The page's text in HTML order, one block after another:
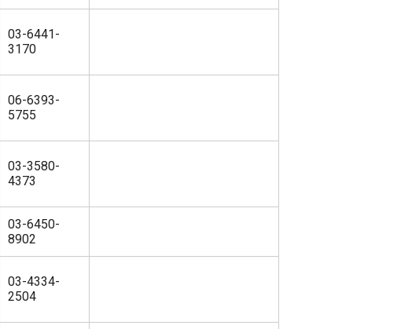
03-6441-
3170
06-6393-
5755
03-3580-
4373
03-6450-
8902
03-4334-
2504